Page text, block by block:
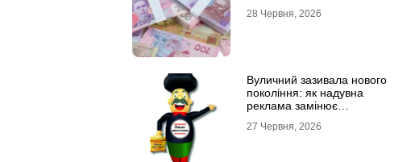
28 Червня, 2026
Вуличний зазивала нового
покоління: як надувна
реклама замінює
витрати
27 Червня, 2026